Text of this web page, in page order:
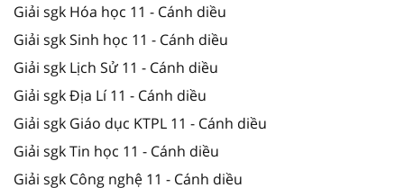
Giải sgk Hóa học 11 - Cánh diều
Giải sgk Sinh học 11 - Cánh diều
Giải sgk Lịch Sử 11 - Cánh diều
Giải sgk Địa Lí 11 - Cánh diều
Giải sgk Giáo dục KTPL 11 - Cánh diều
Giải sgk Tin học 11 - Cánh diều
Giải sgk Công nghệ 11 - Cánh diều